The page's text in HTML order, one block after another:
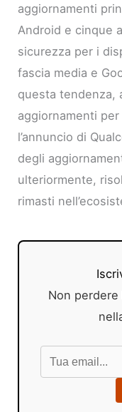
aggiornamenti
Android e cinque
sicurezza per i
fascia media e
questa tendenza,
aggiornamenti
l’annuncio di
degli
ulteriormente,
rimasti
Non perdere